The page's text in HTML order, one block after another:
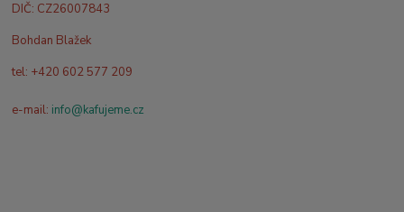
DIČ: CZ26007843
Bohdan Blažek
tel: +420 602 577 209
e-mail: info@kafujeme.cz